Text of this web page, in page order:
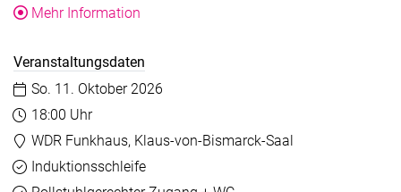
Mehr Information
Veranstaltungsdaten
Datum:
So. 11. Oktober 2026
Uhrzeit:
18:00 Uhr
Veranstaltungsort:
WDR Funkhaus, Klaus-von-Bismarck-Saal
Barrierefreiheit
InduktionsschleifeVerfügbar